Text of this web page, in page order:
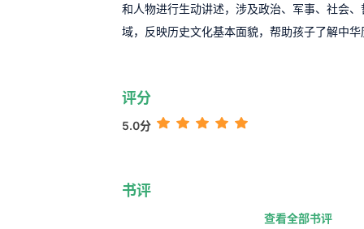
和人物进行生动讲述，涉及政治、军事、社会
域，反映历史文化基本面貌，帮助孩子了解中华
评分
5.0分
书评
查看全部书评